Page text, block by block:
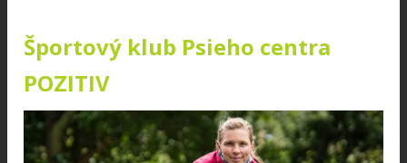
Športový klub Psieho centra
POZITIV